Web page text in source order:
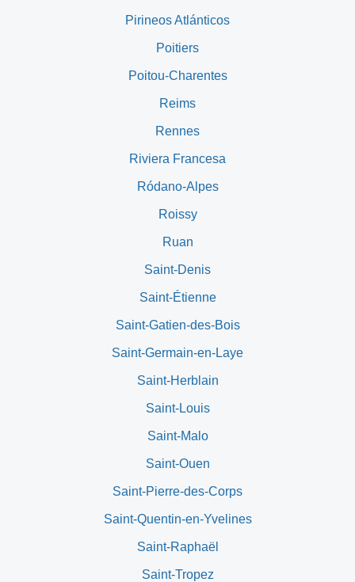
Pirineos Atlánticos
Poitiers
Poitou-Charentes
Reims
Rennes
Riviera Francesa
Ródano-Alpes
Roissy
Ruan
Saint-Denis
Saint-Étienne
Saint-Gatien-des-Bois
Saint-Germain-en-Laye
Saint-Herblain
Saint-Louis
Saint-Malo
Saint-Ouen
Saint-Pierre-des-Corps
Saint-Quentin-en-Yvelines
Saint-Raphaël
Saint-Tropez